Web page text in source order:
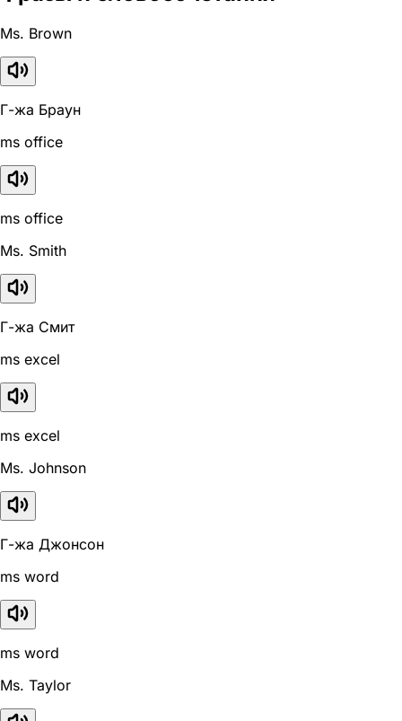
Ms. Brown
Г-жа Браун
ms office
ms office
Ms. Smith
Г-жа Смит
ms excel
ms excel
Ms. Johnson
Г-жа Джонсон
ms word
ms word
Ms. Taylor